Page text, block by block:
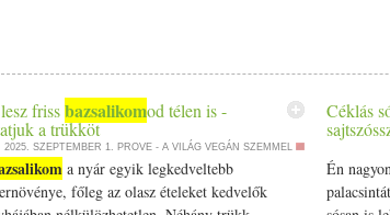
Melegen vagy szobahőmérsékleten az igazi.
a tetejére érlelt manchego sajtot vagy jó
orrfolyás, allergia, Ilyenkor v álassz csípős és
felhalmozódott nedvessége tudjon távozni a
van felhalmozódott salakanyag, könnyen
(a máj hőemelkedése miatt), torok kaparás, kiütések.
tisztítókúrákkal, keserű ételekkel és
egy kis hűsítő rózsavizes szemöblítés reggelente és
is érdemes kerülni. Napi rutin Áprilisban már figyelj
frissbazsalikomod télen is -
a trükköt
2025. SZEPTEMBER 1. PROVE - A VILÁG VEGÁN SZEMMEL
a nyár egyik legkedveltebb
főleg az olasz ételeket kedvelők
Céklás
Én